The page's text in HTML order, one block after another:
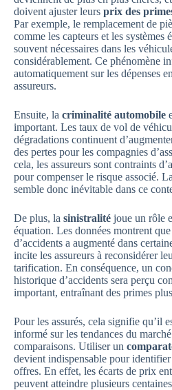
doivent ajuster leurs prix des
Par exemple, le remplacement de
comme les capteurs et les systèmes
souvent nécessaires dans les
considérablement. Ce phénomène
automatiquement sur les dépenses
assureurs.
Ensuite, la criminalité automobile
important. Les taux de vol de
dégradations continuent
des pertes pour les compagnies
cela, les assureurs sont contraints
pour compenser le risque associé. La
semble donc inévitable dans ce
De plus, la sinistralité joue un rôle
équation. Les données montrent
d’accidents a augmenté dans
incite les assureurs à reconsidérer
tarification. En conséquence, un
historique d’accidents sera perçu
important, entraînant des primes
Pour les assurés, cela signifie qu’il
informé sur les tendances du
comparaisons. Utiliser un
devient indispensable pour
offres. En effet, les écarts de prix
peuvent atteindre plusieurs